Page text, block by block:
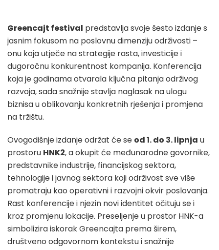
Greencajt festival predstavlja svoje šesto izdanje s
jasnim fokusom na poslovnu dimenziju održivosti –
onu koja utječe na strategije rasta, investicije i
dugoročnu konkurentnost kompanija. Konferencija
koja je godinama otvarala ključna pitanja održivog
razvoja, sada snažnije stavlja naglasak na ulogu
biznisa u oblikovanju konkretnih rješenja i promjena
na tržištu.
Ovogodišnje izdanje održat će se od 1. do 3. lipnja u
prostoru HNK2, a okupit će međunarodne govornike,
predstavnike industrije, financijskog sektora,
tehnologije i javnog sektora koji održivost sve više
promatraju kao operativni i razvojni okvir poslovanja.
Rast konferencije i njezin novi identitet očituju se i
kroz promjenu lokacije. Preseljenje u prostor HNK-a
simbolizira iskorak Greencajta prema širem,
društveno odgovornom kontekstu i snažnije